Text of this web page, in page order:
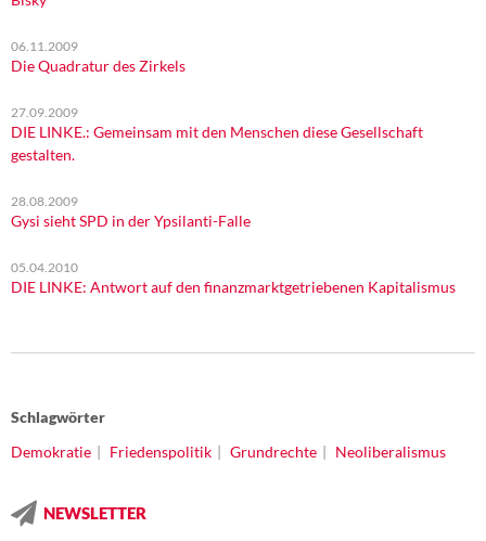
06.11.2009
Die Quadratur des Zirkels
27.09.2009
DIE LINKE.: Gemeinsam mit den Menschen diese Gesellschaft
gestalten.
28.08.2009
Gysi sieht SPD in der Ypsilanti-Falle
05.04.2010
DIE LINKE: Antwort auf den finanzmarktgetriebenen Kapitalismus
Schlagwörter
Demokratie
Friedenspolitik Grundrechte Neoliberalismus
NEWSLETTER